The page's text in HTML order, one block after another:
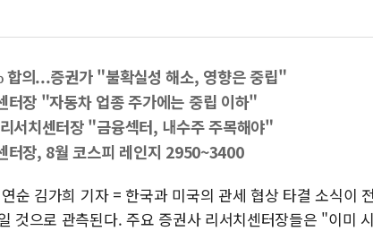
합의...증권가 "불확실성 해소, 영향은 중립"
터장 "자동차 업종 주가에는 중립 이하"
서치센터장 "금융섹터, 내수주 주목해야"
터장, 8월 코스피 레인지 2950~3400
순 김가희 기자 = 한국과 미국의 관세 협상 타결 소식이
것으로 관측된다. 주요 증권사 리서치센터장들은 "이미